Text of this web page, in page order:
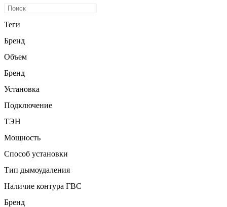
Теги
Бренд
Объем
Бренд
Установка
Подключение
ТЭН
Мощность
Способ установки
Тип дымоудаления
Наличие контура ГВС
Бренд